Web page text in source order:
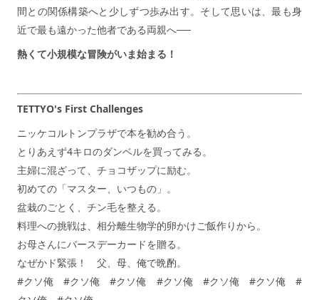
間との関係構築へと少しずつ歩み出す。そして思いは、最も身
近で最も遠かった他者である両親へ──
熱くて小規模な冒険がいま始まる！
TETTYO's First Challenges
ニッケコルトンプラザで本を勧め合う。
とりあえず4キロのダンベルを買ってみる。
主婦に混ざって、チョコザップに励む。
初めての「マスター、いつもの」。
盆栽のごとく、チン毛を整える。
料理への挑戦は、相分離生物学的卵かけご飯作りから。
お母さんにバースデーカードを贈る。
なぜかド緊張！ 父、母、俺で晩酌。
#クソ俺 #クソ俺 #クソ俺 #クソ俺 #クソ俺 #クソ俺 #